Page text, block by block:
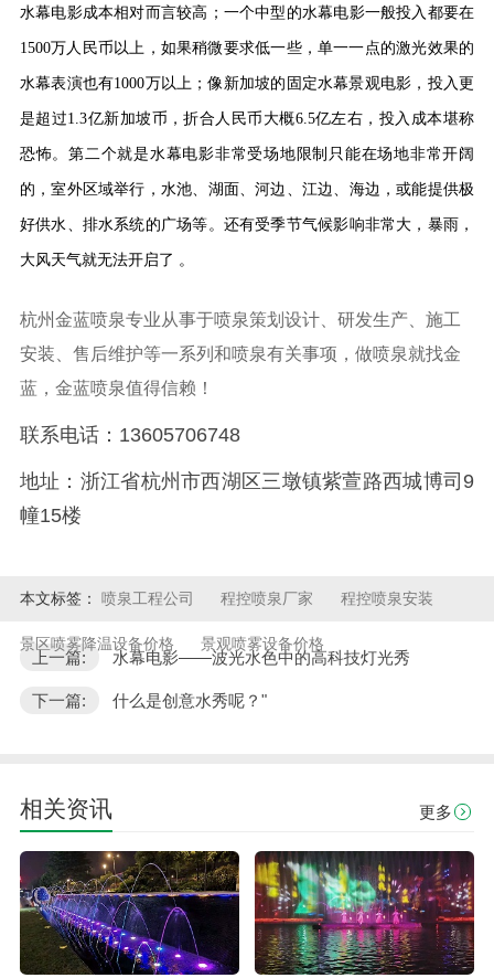
水幕电影成本相对而言较高；一个中型的水幕电影一般投入都要在
1500万人民币以上，如果稍微要求低一些，单一一点的激光效果的
水幕表演也有1000万以上；像新加坡的固定水幕景观电影，投入更
是超过1.3亿新加坡币，折合人民币大概6.5亿左右，投入成本堪称
恐怖。第二个就是水幕电影非常受场地限制只能在场地非常开阔
的，室外区域举行，水池、湖面、河边、江边、海边，或能提供极
好供水、排水系统的广场等。还有受季节气候影响非常大，暴雨，
大风天气就无法开启了 。
杭州金蓝喷泉专业从事于喷泉策划设计、研发生产、施工
安装、售后维护等一系列和喷泉有关事项，做喷泉就找金
蓝，金蓝喷泉值得信赖！
联系电话： 13605706748
地址：浙江省杭州市西湖区三墩镇紫萱路西城博司 9
幢15楼
本文标签： 喷泉工程公司 程控喷泉厂家 程控喷泉安装
景区喷雾降温设备价格 景观喷雾设备价格
上一篇: 水幕电影——波光水色中的高科技灯光秀
下一篇: 什么是创意水秀呢？"
相关资讯 更多